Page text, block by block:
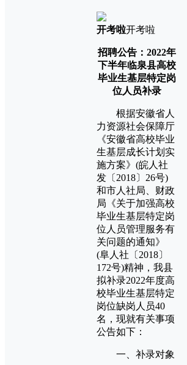
开考啦开考啦
招聘公告：2022年
下半年临泉县高校
毕业生基层特定岗
位人员补录
根据安徽省人
力资源社会保障厅
《安徽省高校毕业
生基层成长计划实
施方案》(皖人社
发〔2018〕26号)
和市人社局、财政
局《关于加强高校
毕业生基层特定岗
位人员管理服务有
关问题的通知》
(阜人社〔2018〕
172号)精神，我县
拟补录2022年度高
校毕业生基层特定
岗位缺岗人员40
名，现就有关事项
公告如下：
一、补录对象